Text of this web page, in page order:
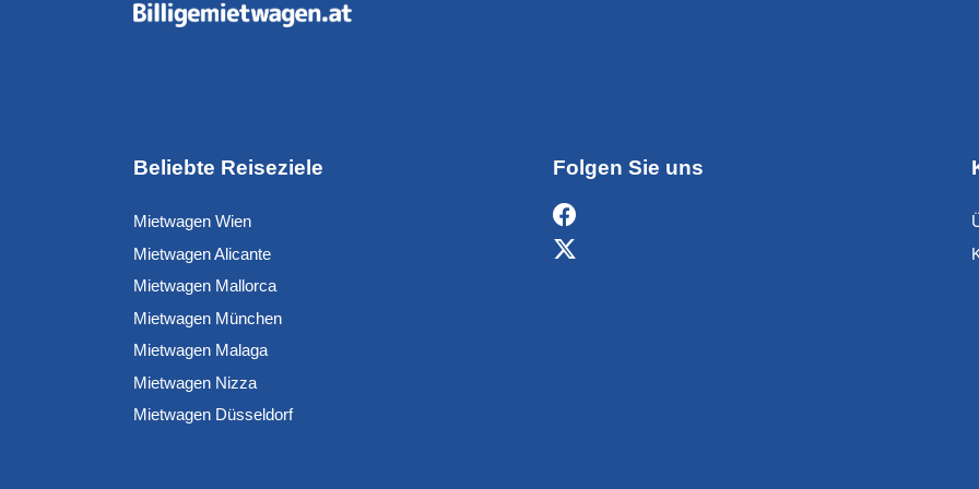
Beliebte Reiseziele
Mietwagen Wien
Mietwagen Alicante
Mietwagen Mallorca
Mietwagen München
Mietwagen Malaga
Mietwagen Nizza
Mietwagen Düsseldorf
Folgen Sie uns